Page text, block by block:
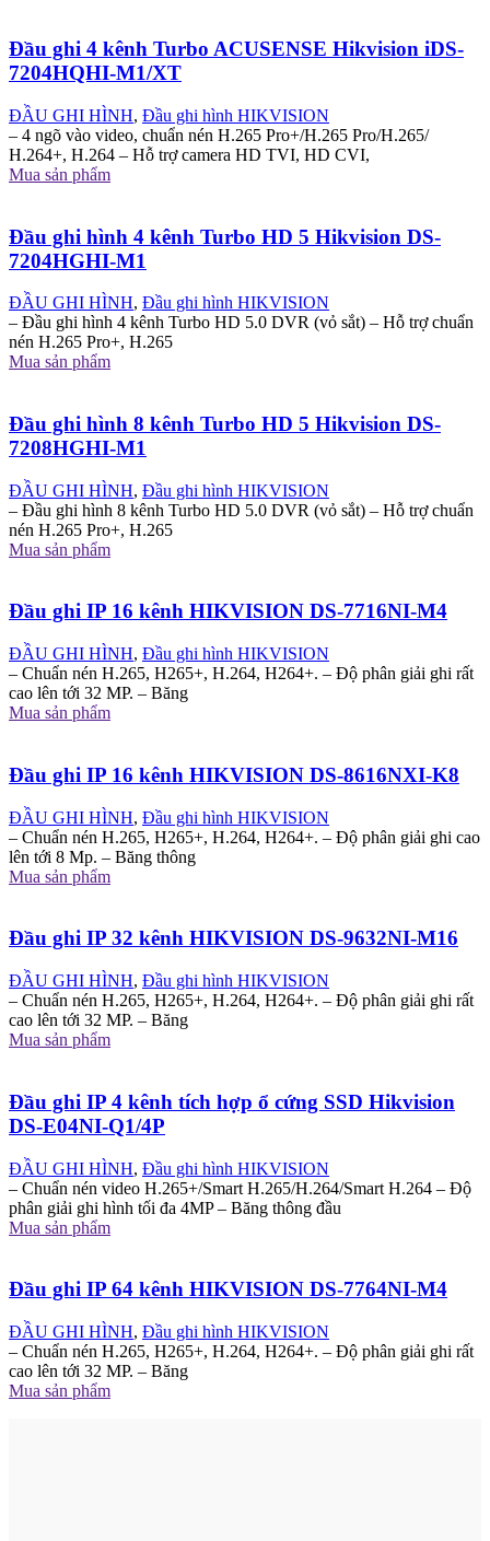
Đầu ghi 4 kênh Turbo ACUSENSE Hikvision iDS-
7204HQHI-M1/XT
ĐẦU GHI HÌNH, Đầu ghi hình HIKVISION
– 4 ngõ vào video, chuẩn nén H.265 Pro+/H.265 Pro/H.265/
H.264+, H.264 – Hỗ trợ camera HD TVI, HD CVI,
Mua sản phẩm
Đầu ghi hình 4 kênh Turbo HD 5 Hikvision DS-
7204HGHI-M1
ĐẦU GHI HÌNH, Đầu ghi hình HIKVISION
– Đầu ghi hình 4 kênh Turbo HD 5.0 DVR (vỏ sắt) – Hỗ trợ chuẩn
nén H.265 Pro+, H.265
Mua sản phẩm
Đầu ghi hình 8 kênh Turbo HD 5 Hikvision DS-
7208HGHI-M1
ĐẦU GHI HÌNH, Đầu ghi hình HIKVISION
– Đầu ghi hình 8 kênh Turbo HD 5.0 DVR (vỏ sắt) – Hỗ trợ chuẩn
nén H.265 Pro+, H.265
Mua sản phẩm
Đầu ghi IP 16 kênh HIKVISION DS-7716NI-M4
ĐẦU GHI HÌNH, Đầu ghi hình HIKVISION
– Chuẩn nén H.265, H265+, H.264, H264+. – Độ phân giải ghi rất
cao lên tới 32 MP. – Băng
Mua sản phẩm
Đầu ghi IP 16 kênh HIKVISION DS-8616NXI-K8
ĐẦU GHI HÌNH, Đầu ghi hình HIKVISION
– Chuẩn nén H.265, H265+, H.264, H264+. – Độ phân giải ghi cao
lên tới 8 Mp. – Băng thông
Mua sản phẩm
Đầu ghi IP 32 kênh HIKVISION DS-9632NI-M16
ĐẦU GHI HÌNH, Đầu ghi hình HIKVISION
– Chuẩn nén H.265, H265+, H.264, H264+. – Độ phân giải ghi rất
cao lên tới 32 MP. – Băng
Mua sản phẩm
Đầu ghi IP 4 kênh tích hợp ổ cứng SSD Hikvision
DS-E04NI-Q1/4P
ĐẦU GHI HÌNH, Đầu ghi hình HIKVISION
– Chuẩn nén video H.265+/Smart H.265/H.264/Smart H.264 – Độ
phân giải ghi hình tối đa 4MP – Băng thông đầu
Mua sản phẩm
Đầu ghi IP 64 kênh HIKVISION DS-7764NI-M4
ĐẦU GHI HÌNH, Đầu ghi hình HIKVISION
– Chuẩn nén H.265, H265+, H.264, H264+. – Độ phân giải ghi rất
cao lên tới 32 MP. – Băng
Mua sản phẩm